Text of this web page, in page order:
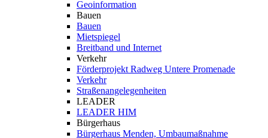
Geoinformation
Bauen
Bauen
Mietspiegel
Breitband und Internet
Verkehr
Förderprojekt Radweg Untere Promenade
Verkehr
Straßenangelegenheiten
LEADER
LEADER HIM
Bürgerhaus
Bürgerhaus Menden, Umbaumaßnahme